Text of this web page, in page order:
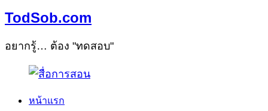
TodSob.com
อยากรู้… ต้อง "ทดสอบ"
หน้าแรก